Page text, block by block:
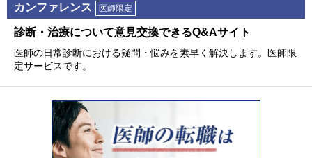
カンファレンス 医師限定
診断・治療について意⾒交換できるQ&Aサイト
医師の⽇常診断における疑問・悩みを素早く解決します。医師限
定サービスです。